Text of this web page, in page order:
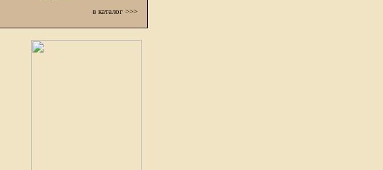
в каталог >>>